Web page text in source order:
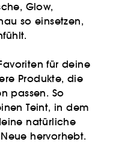
Glow,
so einsetzen,
für deine
Produkte, die
passen. So
Teint, in dem
natürliche
hervorhebt.